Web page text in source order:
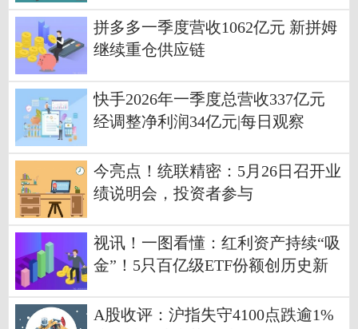
拼多多一季度营收1062亿元 新拼姆
继续重仓供应链
快手2026年一季度总营收337亿元
经调整净利润34亿元|每日观察
今亮点！统联精密：5月26日召开业
绩说明会，投资者参与
视讯！一图看懂：红利资产持续“吸
金”！5只百亿级ETF份额创历史新
A股收评：沪指失守4100点跌逾1%